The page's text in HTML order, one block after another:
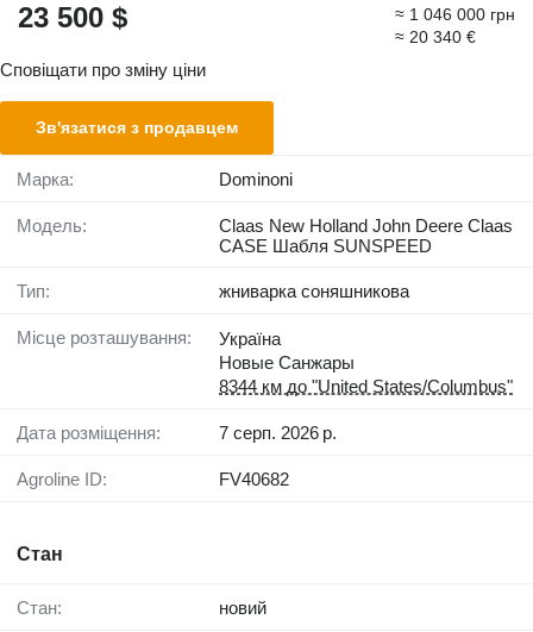
23 500 $
≈ 1 046 000 грн
≈ 20 340 €
Сповіщати про зміну ціни
Зв'язатися з продавцем
Марка: Dominoni
Модель:
Claas New Holland John Deere Claas
CASE Шабля SUNSPEED
Тип: жниварка соняшникова
Місце розташування:
Україна
Новые Санжары
8344 км до "United States/Columbus"
Дата розміщення: 7 серп. 2026 р.
Agroline ID: FV40682
Стан
Стан: новий